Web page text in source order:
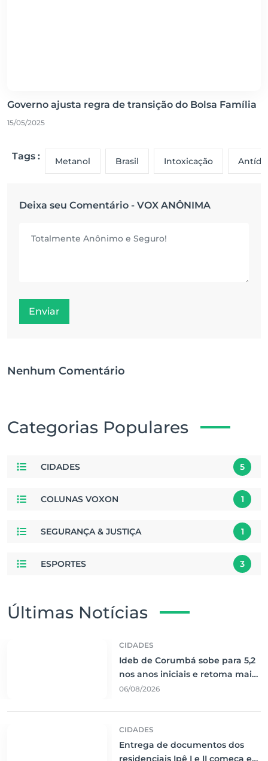
Governo ajusta regra de transição do Bolsa Família
15/05/2025
Tags : Metanol Brasil Intoxicação
Deixa seu Comentário - VOX ANÔNIMA
Enviar
Nenhum Comentário
Categorias Populares
CIDADES 5
COLUNAS VOXON 1
SEGURANÇA & JUSTIÇA 1
ESPORTES 3
Últimas Notícias
CIDADES
Ideb de Corumbá sobe para 5,2
nos anos iniciais e retoma maior
nota histórica
06/08/2026
CIDADES
Entrega de documentos dos
residenciais Ipê I e II começa em